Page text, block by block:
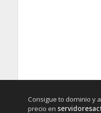
Consigue to dominio y
precio en